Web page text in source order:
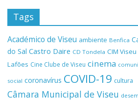
Tags
Académico de Viseu ambiente Benfica
do Sal Castro Daire CD Tondela CIM Viseu
Lafões Cine Clube de Viseu cinema
social coronavírus COVID-19 cultura
Câmara Municipal de Viseu